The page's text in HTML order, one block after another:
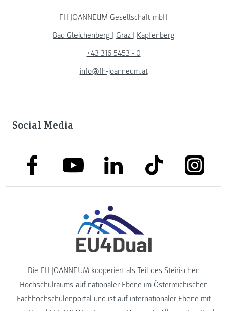
FH JOANNEUM Gesellschaft mbH
Bad Gleichenberg | Graz | Kapfenberg
+43 316 5453 - 0
info@fh-joanneum.at
Social Media
link to facebooklink to youtubelink to linkedinlink to tiktok link to
Die FH JOANNEUM kooperiert als Teil des Steirischen
Hochschulraums auf nationaler Ebene im Österreichischen
Fachhochschulenportalund ist auf internationaler Ebene mit